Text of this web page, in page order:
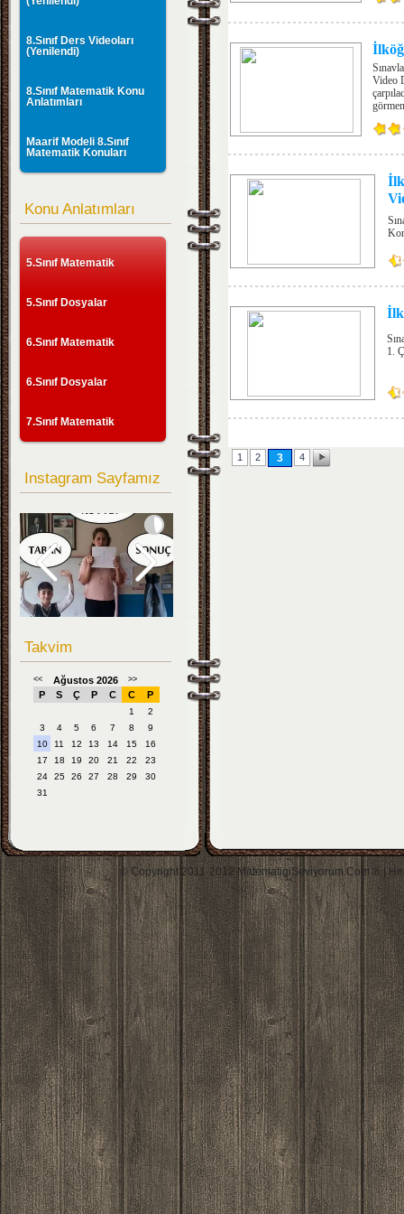
8.Sınıf Ders Videoları
(Yenilendi)
8.Sınıf Matematik Konu
Anlatımları
Maarif Modeli 8.Sınıf
Matematik Konuları
Konu Anlatımları
5.Sınıf Matematik
5.Sınıf Dosyalar
6.Sınıf Matematik
6.Sınıf Dosyalar
7.Sınıf Matematik
Instagram Sayfamız
Takvim
<< Ağustos 2026 >>
P S Ç P C C P
1
2
3
4 5 6 7 8
9
10
11 12 13 14 15
16
17
18 19 20 21 22
23
24
25 26 27 28 29
30
31
Video
1.
1 2 3 4
© Copyright 2011-2012 MatematigiSeviyorum.Com ® |